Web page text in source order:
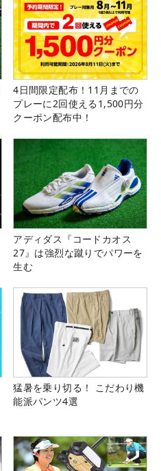
4日間限定配布！11月までの
プレーに2回使える1,500円分
クーポン配布中！
アディダス『コードカオス
27』は強烈な蹴りでパワーを
生む
猛暑を乗り切る！ こだわり機
能派パンツ4選